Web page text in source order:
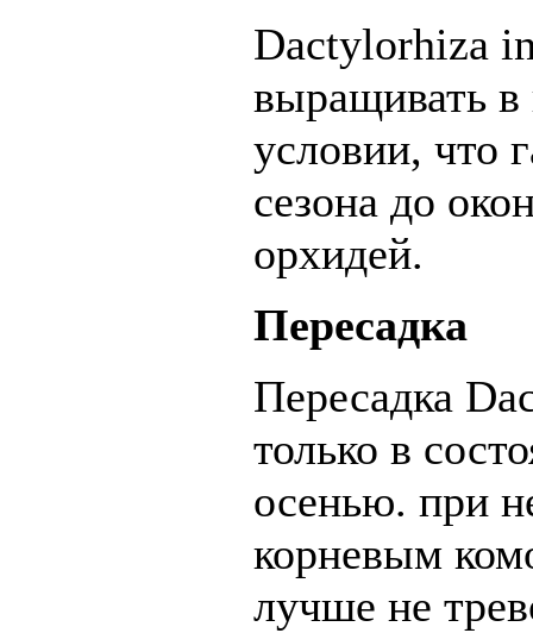
Dactylorhiza
выращивать в
условии, что
сезона до
орхидей.
Пересадка
Пересадка
только в
осенью. при
корневым
лучше не